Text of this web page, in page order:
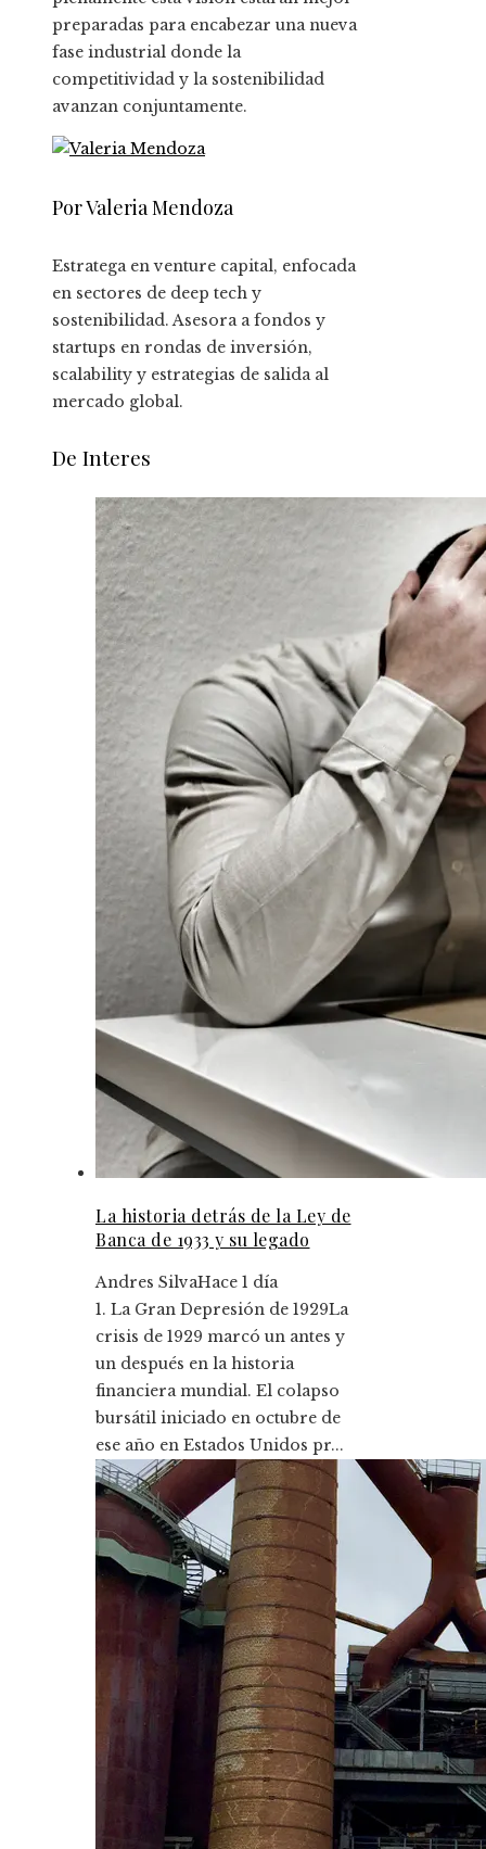
preparadas para encabezar una nueva
fase industrial donde la
competitividad y la sostenibilidad
avanzan conjuntamente.
Por Valeria Mendoza
Estratega en venture capital, enfocada
en sectores de deep tech y
sostenibilidad. Asesora a fondos y
startups en rondas de inversión,
scalability y estrategias de salida al
mercado global.
De Interes
La historia detrás de la Ley de
Banca de 1933 y su legado
Andres SilvaHace 1 día
1. La Gran Depresión de 1929La
crisis de 1929 marcó un antes y
un después en la historia
financiera mundial. El colapso
bursátil iniciado en octubre de
ese año en Estados Unidos pr...